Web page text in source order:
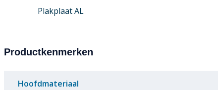
Plakplaat AL
Productkenmerken
Hoofdmateriaal